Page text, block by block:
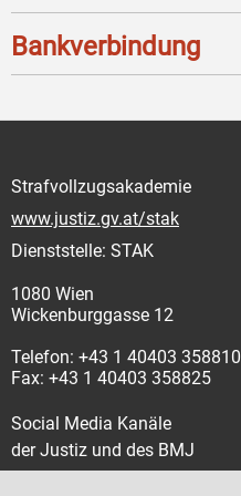
Bankverbindung
Strafvollzugsakademie
www.justiz.gv.at/stak
Dienststelle: STAK
1080 Wien
Wickenburggasse 12
Telefon: +43 1 40403 358810
Fax: +43 1 40403 358825
Social Media Kanäle
der Justiz und des BMJ